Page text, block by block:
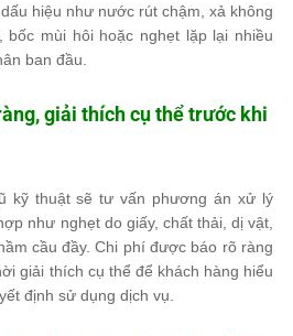
hiệu như nước rút chậm, xả không
mùi hôi hoặc nghẹt lặp lại nhiều
ban đầu.
giải thích cụ thể trước khi
kỹ thuật sẽ tư vấn phương án xử lý
như nghẹt do giấy, chất thải, dị vật,
cầu đầy. Chi phí được báo rõ ràng
giải thích cụ thể để khách hàng hiểu
định sử dụng dịch vụ.